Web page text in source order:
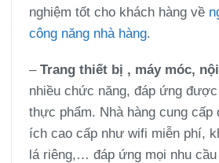
nghiệm tốt cho khách hàng về
công năng nhà hàng.
– Trang thiết bị , máy móc,
nhiều chức năng, đáp ứng
thực phẩm. Nhà hàng cung cấp
ích cao cấp như wifi miễn phí,
lá riêng,… đáp ứng mọi nhu